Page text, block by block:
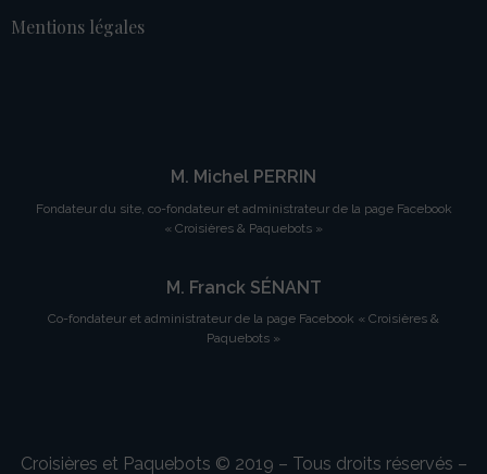
Mentions légales
M. Michel PERRIN
Fondateur du site, co-fondateur et administrateur de la page Facebook
« Croisières & Paquebots »
M. Franck SÉNANT
Co-fondateur et administrateur de la page Facebook « Croisières &
Paquebots »
Croisières et Paquebots © 2019 – Tous droits réservés –